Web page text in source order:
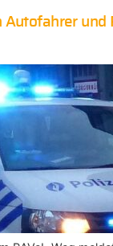
Autofahrer und